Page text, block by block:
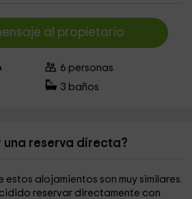
al propietario
6 personas
3 baños
una reserva directa?
alojamientos son muy similares.
reservar directamente con